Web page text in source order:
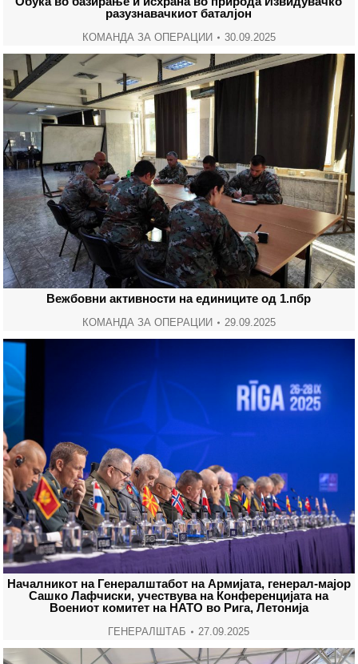
разузнавачкиот баталјон
КОМАНДА ЗА ОПЕРАЦИИ 30.09.2025
Вежбовни активности на единиците од 1.пбр
КОМАНДА ЗА ОПЕРАЦИИ 29.09.2025
Началникот на Генералштабот на Армијата, генерал-мајор
Сашко Лафчиски, учествува на Конференцијата на
Воениот комитет на НАТО во Рига, Летонија
ГЕНЕРАЛШТАБ 27.09.2025